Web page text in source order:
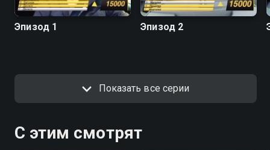
Эпизод 1 Эпизод 2
Показать все серии
С этим смотрят